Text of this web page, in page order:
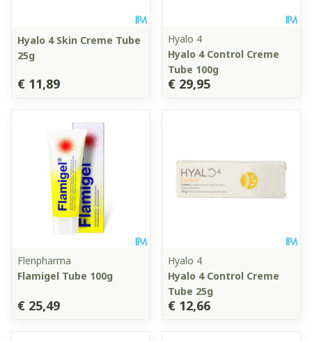
Hyalo 4 Skin Creme Tube
25g
€ 11,89
Hyalo 4
Hyalo 4 Control Creme
Tube 100g
€ 29,95
Flenpharma
Flamigel Tube 100g
€ 25,49
Hyalo 4
Hyalo 4 Control Creme
Tube 25g
€ 12,66